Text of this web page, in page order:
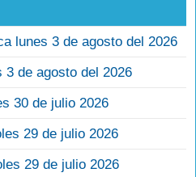
lunes 3 de agosto del 2026
3 de agosto del 2026
30 de julio 2026
29 de julio 2026
29 de julio 2026